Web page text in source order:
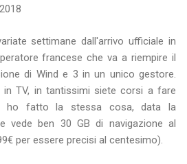
settimane dall'arrivo ufficiale in
francese che va a riempire il
di Wind e 3 in un unico gestore.
TV, in tantissimi siete corsi a fare
ho fatto la stessa cosa, data la
vede ben 30 GB di navigazione al
per essere precisi al centesimo).